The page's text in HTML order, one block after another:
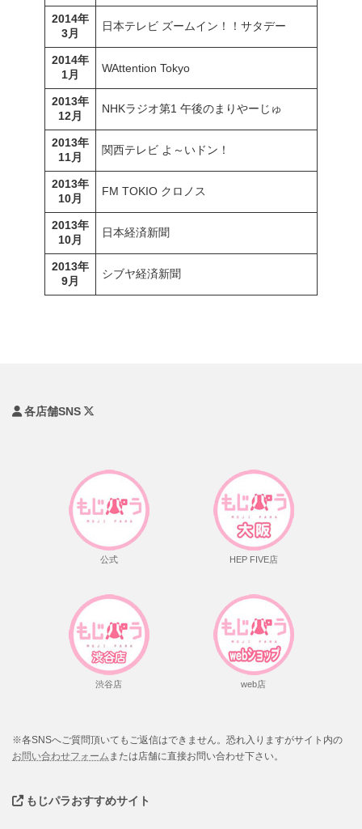
2014年
3月
日本テレビ ズームイン！！サタデー
2014年
1月
WAttention Tokyo
2013年
12月
NHKラジオ第1 午後のまりやーじゅ
2013年
11月
関西テレビ よ～いドン！
2013年
10月
FM TOKIO クロノス
2013年
10月
日本経済新聞
2013年
9月
シブヤ経済新聞
各店舗SNS
公式 HEP FIVE店
渋谷店 web店
※各SNSへご質問頂いてもご返信はできません。恐れ入りますがサイト内の
お問い合わせフォーム または店舗に直接お問い合わせ下さい。
もじパラおすすめサイト